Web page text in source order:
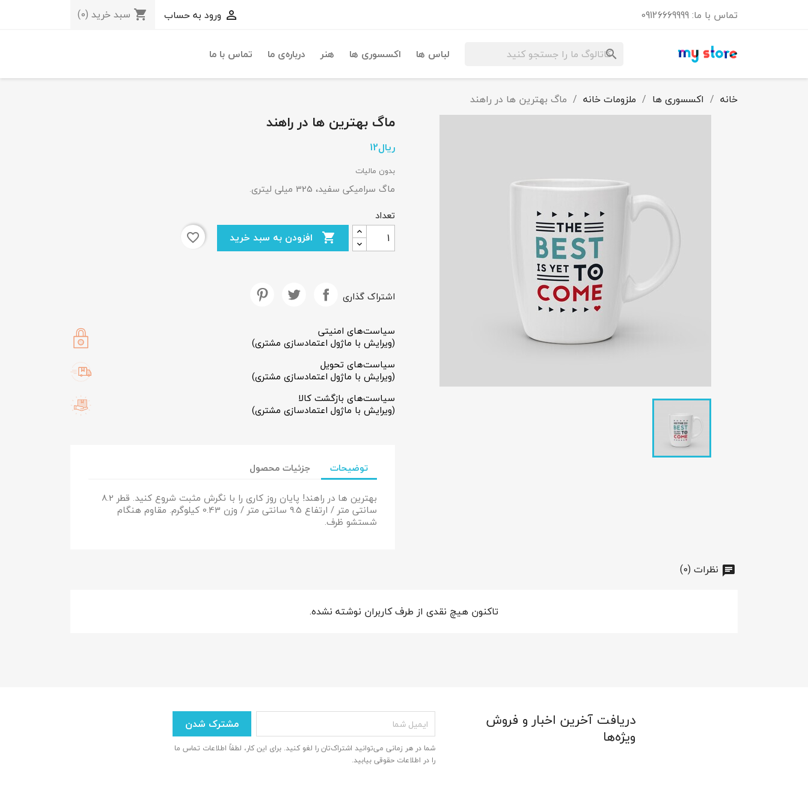
تماس با ما:09126669999
 ورود به حساب shopping_cart سبد خرید (0)
لباس ها اکسسوری ها هنر درباره‌ی ما تماس با ما search
خانه اکسسوری ها ملزومات خانه ماگ بهترین ها در راهند
ماگ بهترین ها در راهند
بدون مالیات
ماگ سرامیکی سفید، 325 میلی لیتری.
تعداد

favorite_border
اشتراک گذاری
سیاست‌های امنیتی
(ویرایش با ماژول اعتمادسازی مشتری)
سیاست‌های تحویل
(ویرایش با ماژول اعتمادسازی مشتری)
سیاست‌های بازگشت کالا
(ویرایش با ماژول اعتمادسازی مشتری)
توضیحات
جزئیات محصول
بهترین ها در راهند! پایان روز کاری را با نگرش مثبت شروع کنید. قطر 8.2
سانتی متر / ارتفاع 9.5 سانتی متر / وزن 0.43 کیلوگرم. مقاوم هنگام
شستشو ظرف.
نظرات (0)
تاکنون هیچ نقدی از طرف کاربران نوشته نشده.
دریافت آخرین اخبار و فروش
ویژه‌ها
شما در هر زمانی می‌توانید اشتراک‌تان را لغو کنید. برای این کار، لطفاً اطلاعات تماس ما
را در اطلاعات حقوقی بیابید.